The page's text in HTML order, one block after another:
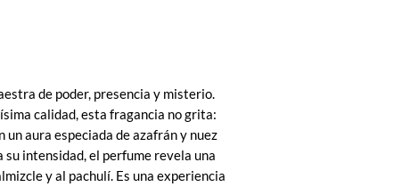
de poder, presencia y misterio.
calidad, esta fragancia no grita:
un aura especiada de azafrán y nuez
su intensidad, el perfume revela una
y al pachulí. Es una experiencia